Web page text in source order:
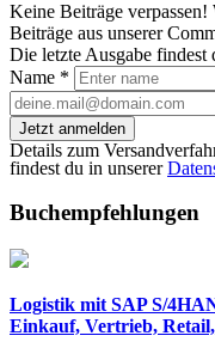
Keine Beiträge
Beiträge aus unserer
Die letzte Ausgabe findest
Name *
Jetzt anmelden
Details zum
findest du in unserer
Buchempfehlungen
Logistik mit SAP S/
Einkauf, Vertrieb,